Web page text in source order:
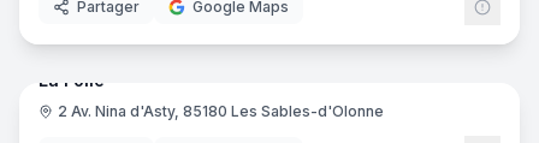
Partager Google Maps
21
La Folie
2 Av. Nina d'Asty, 85180 Les Sables-d'Olonne